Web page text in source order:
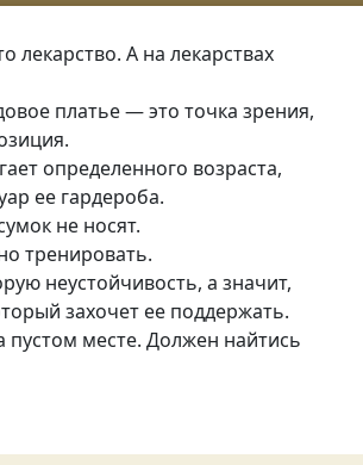
лекарство. А на лекарствах
платье — это точка зрения,
определенного возраста,
ее гардероба.
не носят.
тренировать.
неустойчивость, а значит,
захочет ее поддержать.
месте. Должен найтись